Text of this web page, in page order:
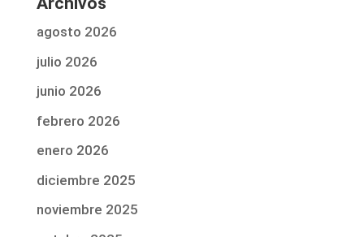
agosto 2026
julio 2026
junio 2026
febrero 2026
enero 2026
diciembre 2025
noviembre 2025